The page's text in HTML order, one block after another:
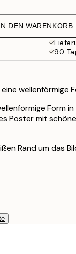
DEN WARENKORB
90
wellenförmige
Form
Poster mit
Rand um das